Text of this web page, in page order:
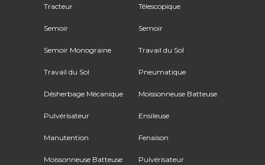
Tracteur
Semoir
Semoir Monograine
Travail du Sol
Désherbage Mécanique
Pulvérisateur
Manutention
Moissonneuse Batteuse
Télescopique
Semoir
Travail du Sol
Pneumatique
Moissonneuse Batteuse
Ensileuse
Fenaison
Pulvérisateur